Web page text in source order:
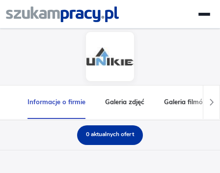
Informacje o firmie Galeria zdjęć Galeria filmów
0 aktualnych ofert